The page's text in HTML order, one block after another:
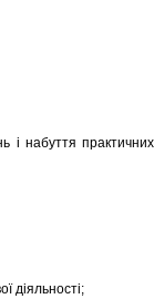
набуття практичних
діяльності;